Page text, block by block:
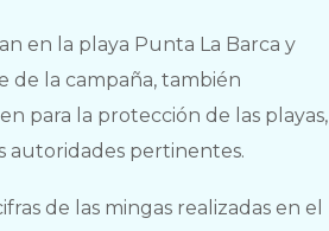
en la playa Punta La Barca y
de la campaña, también
para la protección de las playas,
autoridades pertinentes.
de las mingas realizadas en el